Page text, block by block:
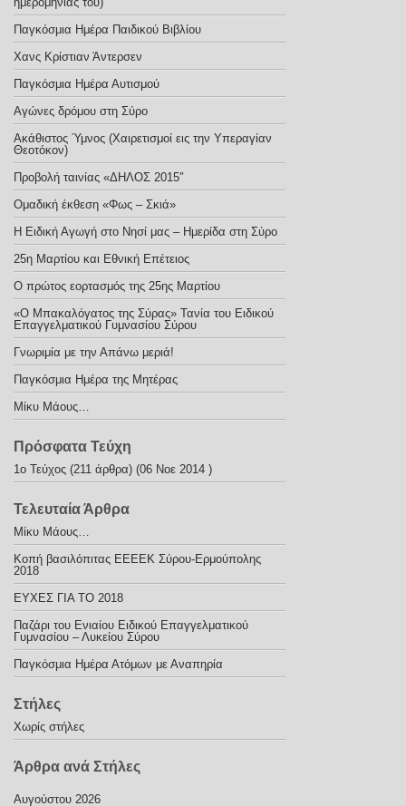
Παγκόσμια Ημέρα Παιδικού Βιβλίου
Χανς Κρίστιαν Άντερσεν
Παγκόσμια Ημέρα Αυτισμού
Αγώνες δρόμου στη Σύρο
Ακάθιστος Ύμνος (Χαιρετισμοί εις την Υπεραγίαν
Θεοτόκον)
Προβολή ταινίας «ΔΗΛΟΣ 2015″
Ομαδική έκθεση «Φως – Σκιά»
Η Ειδική Αγωγή στο Νησί μας – Ημερίδα στη Σύρο
25η Μαρτίου και Εθνική Επέτειος
Ο πρώτος εορτασμός της 25ης Μαρτίου
«Ο Μπακαλόγατος της Σύρας» Τανία του Ειδικού
Επαγγελματικού Γυμνασίου Σύρου
Γνωριμία με την Απάνω μεριά!
Παγκόσμια Ημέρα της Μητέρας
Μίκυ Μάους…
Πρόσφατα Τεύχη
1ο Τεύχος (211 άρθρα) (06 Νοε 2014 )
Τελευταία Άρθρα
Μίκυ Μάους…
Κοπή βασιλόπιτας ΕΕΕΕΚ Σύρου-Ερμούπολης
2018
ΕΥΧΕΣ ΓΙΑ ΤΟ 2018
Παζάρι του Ενιαίου Ειδικού Επαγγελματικού
Γυμνασίου – Λυκείου Σύρου
Παγκόσμια Ημέρα Ατόμων με Αναπηρία
Στήλες
Χωρίς στήλες
Άρθρα ανά Στήλες
Αυγούστου 2026